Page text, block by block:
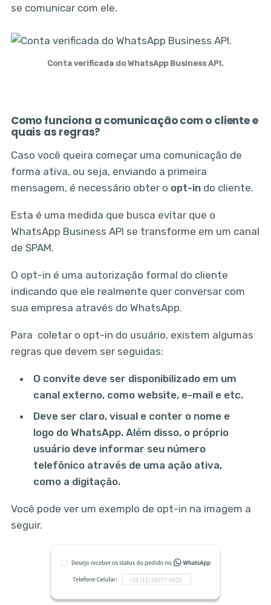
se comunicar com ele.
Conta verificada do WhatsApp Business API.
Como funciona a comunicação com o cliente e
quais as regras?
Caso você queira começar uma comunicação de
forma ativa, ou seja, enviando a primeira
mensagem, é necessário obter o opt-indo cliente.
Esta é uma medida que busca evitar que o
WhatsApp Business API se transforme em um canal
de SPAM.
O opt-in é uma autorização formal do cliente
indicando que ele realmente quer conversar com
sua empresa através do WhatsApp.
Para coletar o opt-in do usuário, existem algumas
regras que devem ser seguidas:
O convite deve ser disponibilizado em um
canal externo, como website, e-mail e etc.
Deve ser claro, visual e conter o nome e
logo do WhatsApp. Além disso, o próprio
usuário deve informar seu número
telefônico através de uma ação ativa,
como a digitação.
Você pode ver um exemplo de opt-in na imagem a
seguir.